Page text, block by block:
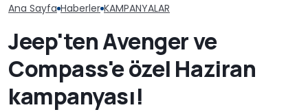
Ana Sayfa Haberler KAMPANYALAR
Jeep'ten Avenger ve
Compass'e özel Haziran
kampanyası!